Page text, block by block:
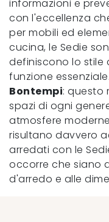
informazioni e
con l'eccellenza
per mobili ed
cucina, le Sedie
definiscono lo stile
funzione essenziale.
Bontempi: questo
spazi di ogni
atmosfere
risultano davvero
arredati con le
occorre che siano
d'arredo e alle